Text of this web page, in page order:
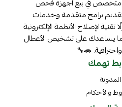
متخصص في بيع أجهزة فحص
برامج متقدمة وخدمات
لإصلاح الأنظمة الإلكترونية
يساعدك على تشخيص الأعطال
🚗🔧
تهمك
المدونة
والأحكام